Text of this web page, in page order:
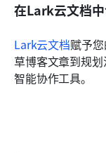
在Lark云文档
Lark云文档赋予
草博客文章到规
智能协作工具。